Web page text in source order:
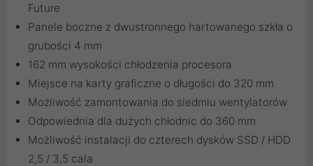
Future
Panele boczne z dwustronnego hartowanego szkła o
grubości 4 mm
162 mm wysokości chłodzenia procesora
Miejsce na karty graficzne o długości do 320 mm
Możliwość zamontowania do siedmiu wentylatorów
Odpowiednia dla dużych chłodnic do 360 mm
Możliwość instalacji do czterech dysków SSD / HDD
2,5 / 3,5 cala